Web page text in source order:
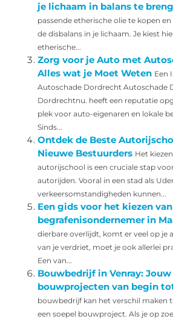
je lichaam in balans te
passende etherische olie te kopen
de disbalans in je lichaam. Je kiest
etherische...
Zorg voor je Auto met
Alles wat je Moet Weten Een
Autoschade Dordrecht Autoschade
Dordrechtnu. heeft een reputatie
plek voor auto-eigenaren en lokale
Sinds...
Ontdek de Beste
Nieuwe Bestuurders Het
autorijschool is een cruciale stap
autorijden. Vooral in een stad als
verkeersomstandigheden kunnen...
Een gids voor het kiezen
begrafenisondernemer in
dierbare overlijdt, komt er veel op je
van je verdriet, moet je ook allerlei
Een van...
Bouwbedrijf in Venray:
bouwprojecten van begin
bouwbedrijf kan het verschil maken
een soepel bouwproject. Als je op